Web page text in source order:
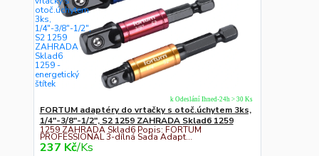
FORTUM adaptéry do vrtačky s otoč.úchytem 3ks,
1/4"-3/8"-1/2", S2 1259 ZAHRADA Sklad6 1259
1259 ZAHRADA Sklad6 Popis: FORTUM
PROFESSIONAL 3-dílná Sada Adapt...
237 Kč/Ks
k Odeslání Ihned-24h > 30 Ks